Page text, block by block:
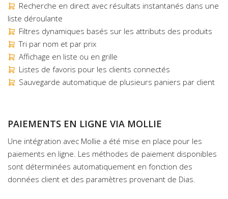
Recherche en direct avec résultats instantanés dans une
liste déroulante
Filtres dynamiques basés sur les attributs des produits
Tri par nom et par prix
Affichage en liste ou en grille
Listes de favoris pour les clients connectés
Sauvegarde automatique de plusieurs paniers par client
PAIEMENTS EN LIGNE VIA MOLLIE
Une intégration avec Mollie a été mise en place pour les
paiements en ligne. Les méthodes de paiement disponibles
sont déterminées automatiquement en fonction des
données client et des paramètres provenant de Dias.